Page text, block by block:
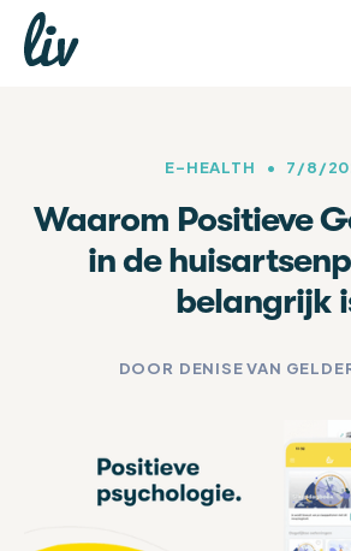
E-HEALTH • 7/8/
Waarom Positieve
in de
belangrijk
DOOR DENISE VAN